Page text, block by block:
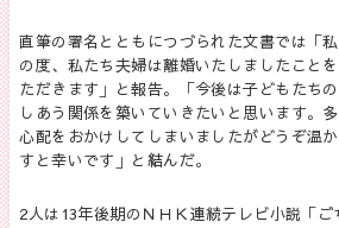
直筆の署名とともにつづられた文書では「
の度、私たち夫婦は離婚いたしましたこと
ただきます」と報告。「今後は子どもたち
しあう関係を築いていきたいと思います。
心配をおかけしてしまいましたがどうぞ温
すと幸いです」と結んだ。
2人は13年後期のＮＨＫ連続テレビ小説「ご